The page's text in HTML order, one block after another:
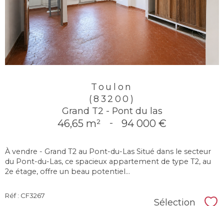
Toulon
(83200)
Grand T2 - Pont du las
46,65 m² - 94 000 €
À vendre - Grand T2 au Pont-du-Las Situé dans le secteur
du Pont-du-Las, ce spacieux appartement de type T2, au
2e étage, offre un beau potentiel...
Réf : CF3267
Sélection